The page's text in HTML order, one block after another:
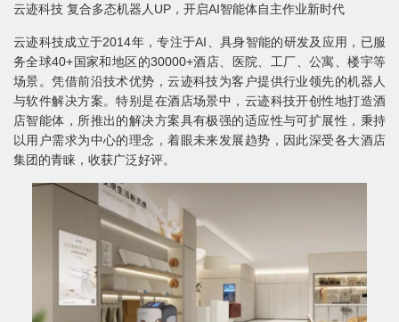
云迹科技 复合多态机器人UP，开启AI智能体自主作业新时代
云迹科技成立于2014年，专注于AI、具身智能的研发及应用，已服
务全球40+国家和地区的30000+酒店、医院、工厂、公寓、楼宇等
场景。凭借前沿技术优势，云迹科技为客户提供行业领先的机器人
与软件解决方案。特别是在酒店场景中，云迹科技开创性地打造酒
店智能体，所推出的解决方案具有极强的适应性与可扩展性，秉持
以用户需求为中心的理念，着眼未来发展趋势，因此深受各大酒店
集团的青睐，收获广泛好评。